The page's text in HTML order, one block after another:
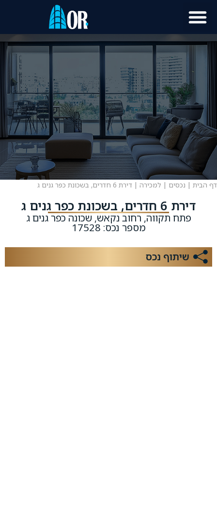
דף הבית | נכסים | למכירה | דירת 6 חדרים, בשכונת כפר גנים ג
דירת 6 חדרים, בשכונת כפר גנים ג
פתח תקווה, רחוב נקאש, שכונה כפר גנים ג
מספר נכס: 17528
שיתוף נכס